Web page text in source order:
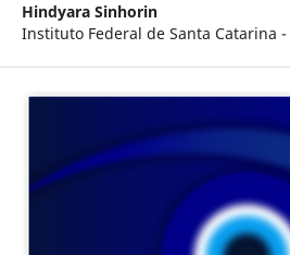
Hindyara Sinhorin
Instituto Federal de Santa Catarina -